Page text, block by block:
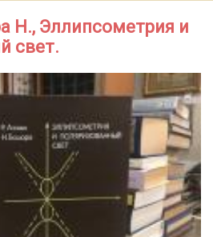
Н., Эллипсометрия и
свет.